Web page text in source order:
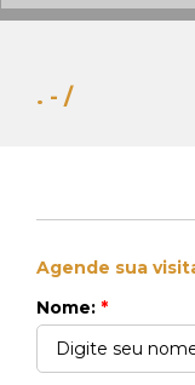
. - /
Agende sua
Nome: *